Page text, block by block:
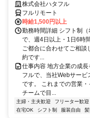
株式会社ハタフル
フルリモート
時給1,500円以上
勤務時間詳細 シフト制
で、週4日以上・1日6時
ご都合に合わせてご相
約です...
仕事内容 地方企業の成
フルで、当社Webサー
です。 これまでの営業・
チームで目...
主婦・主夫歓迎 フリーター歓迎
在宅OK
シフト制 服装自由